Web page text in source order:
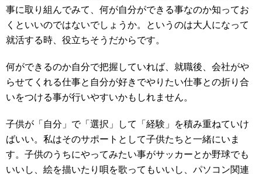
事に取り組んでみて、何が自分ができる事なのか知ってお
くといいのではないでしょうか。というのは大人になって
就活する時、役立ちそうだからです。
何ができるのか自分で把握していれば、就職後、会社がや
らせてくれる仕事と自分が好きでやりたい仕事との折り合
いをつける事が行いやすいかもしれません。
子供が「自分」で「選択」して「経験」を積み重ねていけ
ばいい。私はそのサポートとして子供たちと一緒にいま
す。子供のうちにやってみたい事がサッカーとか野球でも
いいし、絵を描いたり唄を歌ってもいいし、パソコン関連